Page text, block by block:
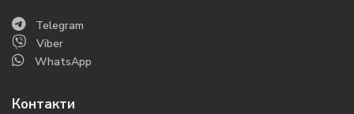
Telegram
Viber
WhatsApp
Контакти